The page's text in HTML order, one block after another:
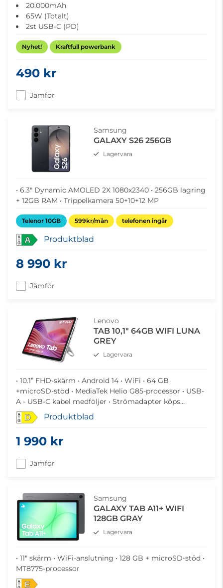
20.000mAh
65W (Totalt)
2st USB-C (PD)
Vikt: 391g
USB-A - USB-C kabel medföljer
Nyhet! Kraftfull powerbank
490 kr
Jämför
Samsung
GALAXY S26 256GB
Lagervara
• 6.3" Dynamic AMOLED 2X 1080x2340 • 256GB lagring
+ 12GB RAM • Trippelkamera 50+10+12 MP
Telenor 10GB 599kr/mån telefonen ingår
A Produktblad
8 990 kr
Jämför
Lenovo
TAB 10,1" 64GB WIFI LUNA
GREY
Lagervara
• 10.1” FHD-skärm • Android 14 • WiFi • 64 GB
+microSD-stöd • MediaTek Helio G85-processor • USB-
A - USB-C kabel medföljer • Strömadapter köps
separat
D Produktblad
1 990 kr
Jämför
Samsung
GALAXY TAB A11+ WIFI
128GB GRAY
Lagervara
• 11" skärm • WiFi-anslutning • 128 GB + microSD-stöd •
MT8775-processor
E